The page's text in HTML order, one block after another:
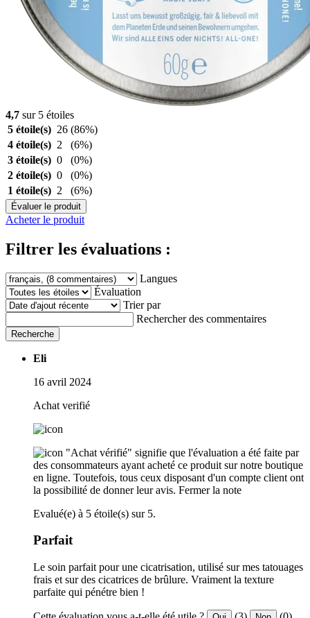
4,7 sur 5 étoiles
5 étoile(s) 26 (86%)
4 étoile(s) 2
(6%)
3 étoile(s) 0
(0%)
2 étoile(s) 0
(0%)
1 étoile(s) 2 (6%)
Évaluer le produit
Acheter le produit
Filtrer les évaluations :
Langues
Évaluation
Trier par
Rechercher des commentaires
Recherche
Eli
16 avril 2024
Achat verifié
"Achat vérifié" signifie que l'évaluation a été faite par
des consommateurs ayant acheté ce produit sur notre boutique
en ligne. Toutefois, tous ceux disposant d'un compte client ont
la possibilité de donner leur avis. Fermer la note
Evalué(e) à 5 étoile(s) sur 5.
Parfait
Le soin parfait pour une cicatrisation, utilisé sur mes tatouages
frais et sur des cicatrices de brûlure. Vraiment la texture
parfaite qui pénétre bien !